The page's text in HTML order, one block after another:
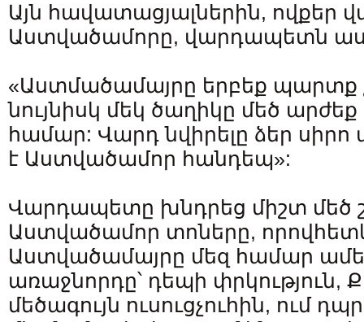
Այն հավատացյալներին, ովքեր
Աստվածամորը, վարդապետն
«Աստմածամայրը երբեք պարտք
նույնիսկ մեկ ծաղիկը մեծ
համար: Վարդ նվիրելը ձեր սիրո
է Աստվածամոր հանդեպ»:
Վարդապետը խնդրեց միշտ մեծ
Աստվածամոր տոները,
Աստվածամայրը մեզ համար
առաջնորդը՝ դեպի փրկություն,
մեծագույն ուսուցչուհին, ում